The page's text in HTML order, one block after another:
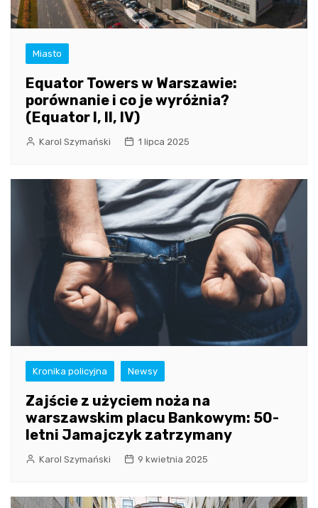
Miasto
Equator Towers w Warszawie:
porównanie i co je wyróżnia?
(Equator I, II, IV)
Karol Szymański 1 lipca 2025
Kronika policyjna Newsy
Zajście z użyciem noża na
warszawskim placu Bankowym: 50-
letni Jamajczyk zatrzymany
Karol Szymański 9 kwietnia 2025